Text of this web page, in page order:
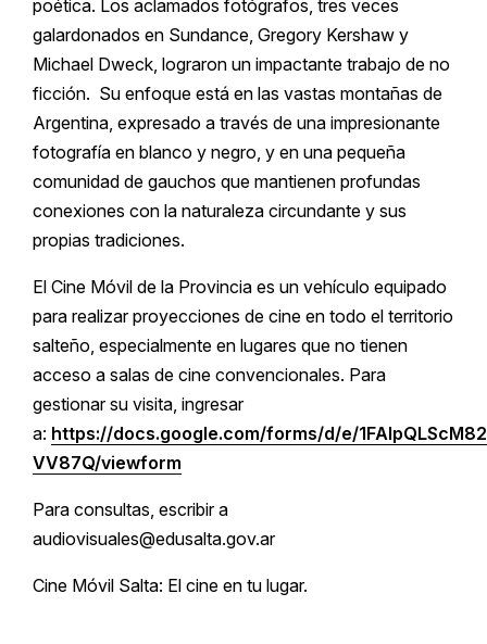
poética. Los aclamados fotógrafos, tres veces
galardonados en Sundance, Gregory Kershaw y
Michael Dweck, lograron un impactante trabajo de no
ficción. Su enfoque está en las vastas montañas de
Argentina, expresado a través de una impresionante
fotografía en blanco y negro, y en una pequeña
comunidad de gauchos que mantienen profundas
conexiones con la naturaleza circundante y sus
propias tradiciones.
El Cine Móvil de la Provincia es un vehículo equipado
para realizar proyecciones de cine en todo el territorio
salteño, especialmente en lugares que no tienen
acceso a salas de cine convencionales. Para
gestionar su visita, ingresar
a: https://docs.google.com/forms/d/e/
VV87Q/viewform
Para consultas, escribir a
audiovisuales@edusalta.gov.ar
Cine Móvil Salta: El cine en tu lugar.